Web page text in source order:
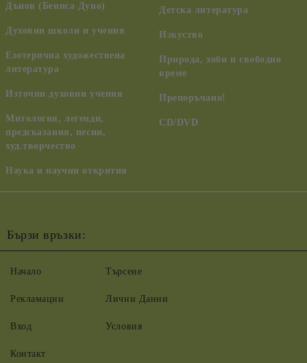
Дънов (Беинса Дуно)
Духовни школи и учения
Езотерична художествена
литература
Източни духовни учения
Митология, легенди,
предсказания, песни,
худ.творчество
Наука и научни открития
Детска литература
Изкуство
Природа, хоби и свободно
време
Препоръчано!
CD/DVD
Бързи връзки:
Начало
Рекламации
Вход
Контакт
Търсене
Лични Данни
Условия